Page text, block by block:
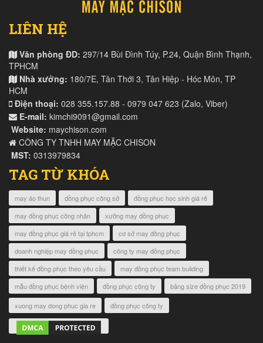
LIÊN HỆ
Văn phòng ĐD: 297/14 Bùi Đình Túy, P.24, Quận Bình Thạnh,
TPHCM
Nhà xưởng: 180/7E, Tân Thới 3, Tân Hiệp - Hóc Môn, TP
HCM
Điện thoại: 028 355.157.88 - 0979 047 623 (Zalo, Viber)
E-mail: kimchi9091@gmail.com
Website: maychison.com
CÔNG TY TNHH MAY MẶC CHISON
MST: 0313979834
TAG TỪ KHÓA
may áo thun đồng phục công sở
đồng phục học sinh giá rẻ
may đồng phục công nhân
xưởng may đồng phục
may đồng phục giá rẻ tại tphcm
cơ sở may đồng phục
doanh nghiệp may đồng phục
công ty may đồng phục
thiết kế đồng phục theo yêu cầu
may đồng phục team building
mẫu đồng phục bệnh viện
đồng phục công ty bảng size đồng phục 2019
xuong may dong phuc gia re đồng phục công ty